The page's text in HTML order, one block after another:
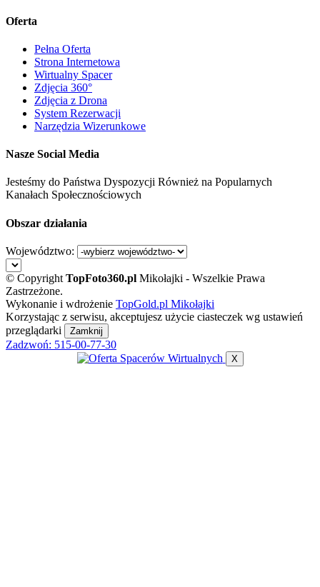
Oferta
Pełna Oferta
Strona Internetowa
Wirtualny Spacer
Zdjęcia 360°
Zdjęcia z Drona
System Rezerwacji
Narzędzia Wizerunkowe
Nasze Social Media
Jesteśmy do Państwa Dyspozycji Również na Popularnych
Kanałach Społecznościowych
Obszar działania
Województwo:
© Copyright TopFoto360.pl Mikołajki - Wszelkie Prawa
Zastrzeżone.
Wykonanie i wdrożenie TopGold.pl Mikołajki
Korzystając z serwisu, akceptujesz użycie ciasteczek wg ustawień
przeglądarki
Zamknij
Zadzwoń: 515-00-77-30
X